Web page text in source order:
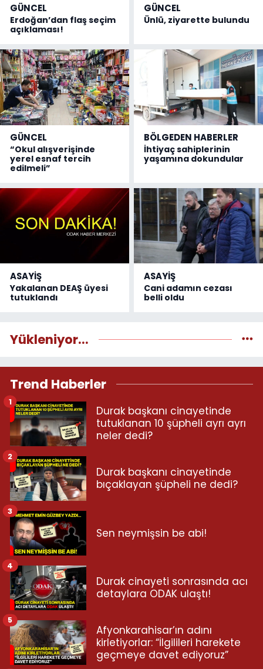
GÜNCEL
Erdoğan’dan flaş seçim
açıklaması!
GÜNCEL
Ünlü, ziyarette bulundu
GÜNCEL
“Okul alışverişinde
yerel esnaf tercih
edilmeli”
BÖLGEDEN HABERLER
İhtiyaç sahiplerinin
yaşamına dokundular
ASAYİŞ
Yakalanan DEAŞ üyesi
tutuklandı
ASAYİŞ
Cani adamın cezası
belli oldu
Yükleniyor...
Trend Haberler
Durak başkanı cinayetinde
tutuklanan 10 şüpheli ayrı ayrı
neler dedi?
1
Durak başkanı cinayetinde
bıçaklayan şüpheli ne dedi?
2
Sen neymişsin be abi!
3
Durak cinayeti sonrasında acı
detaylara ODAK ulaştı!
4
Afyonkarahisar’ın adını
kirletiyorlar: “İlgilileri harekete
geçmeye davet ediyoruz”
5